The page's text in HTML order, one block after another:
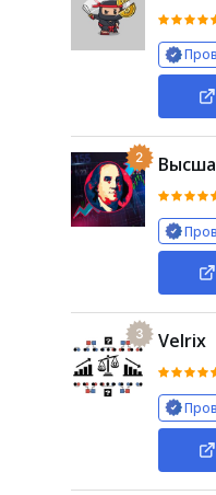
Деятельность
2
3 Velrix